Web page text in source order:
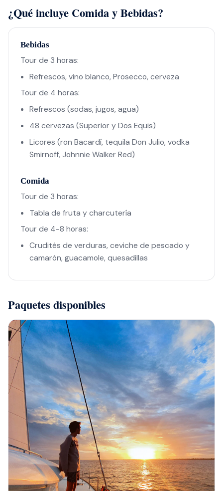
¿Qué incluye Comida y Bebidas?
Bebidas
Tour de 3 horas:
Refrescos, vino blanco, Prosecco, cerveza
Tour de 4 horas:
Refrescos (sodas, jugos, agua)
48 cervezas (Superior y Dos Equis)
Licores (ron Bacardí, tequila Don Julio, vodka
Smirnoff, Johnnie Walker Red)
Comida
Tour de 3 horas:
Tabla de fruta y charcutería
Tour de 4-8 horas:
Crudités de verduras, ceviche de pescado y
camarón, guacamole, quesadillas
Paquetes disponibles